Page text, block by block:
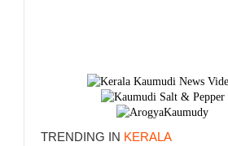
TRENDING IN KERALA